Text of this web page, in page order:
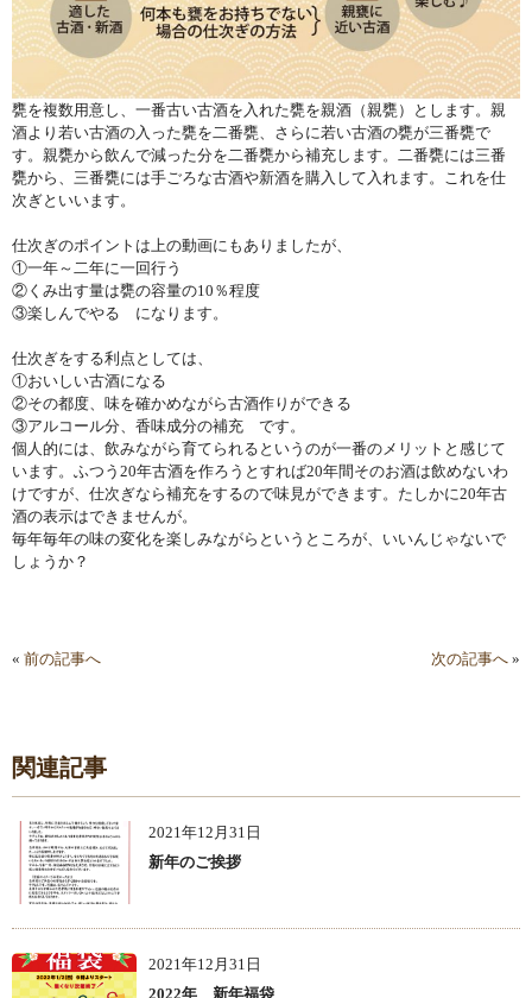
甕を複数用意し、一番古い古酒を入れた甕を親酒（親甕）とします。親
酒より若い古酒の入った甕を二番甕、さらに若い古酒の甕が三番甕で
す。親甕から飲んで減った分を二番甕から補充します。二番甕には三番
甕から、三番甕には手ごろな古酒や新酒を購入して入れます。これを仕
次ぎといいます。
仕次ぎのポイントは上の動画にもありましたが、
①一年～二年に一回行う
②くみ出す量は甕の容量の10％程度
③楽しんでやる になります。
仕次ぎをする利点としては、
①おいしい古酒になる
②その都度、味を確かめながら古酒作りができる
③アルコール分、香味成分の補充 です。
個人的には、飲みながら育てられるというのが一番のメリットと感じて
います。ふつう20年古酒を作ろうとすれば20年間そのお酒は飲めないわ
けですが、仕次ぎなら補充をするので味見ができます。たしかに20年古
酒の表示はできませんが。
毎年毎年の味の変化を楽しみながらというところが、いいんじゃないで
しょうか？
« 前の記事へ 次の記事へ »
関連記事
2021年12月31日
新年のご挨拶
2021年12月31日
2022年 新年福袋